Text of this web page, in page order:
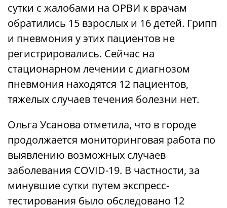
сутки с жалобами на ОРВИ к врачам
обратились 15 взрослых и 16 детей. Грипп
и пневмония у этих пациентов не
регистрировались. Сейчас на
стационарном лечении с диагнозом
пневмония находятся 12 пациентов,
тяжелых случаев течения болезни нет.
Ольга Усанова отметила, что в городе
продолжается мониторинговая работа по
выявлению возможных случаев
заболевания COVID-19. В частности, за
минувшие сутки путем экспресс-
тестирования было обследовано 12